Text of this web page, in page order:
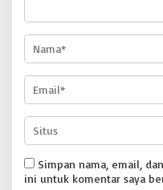
Simpan nama, email,
ini untuk komentar saya